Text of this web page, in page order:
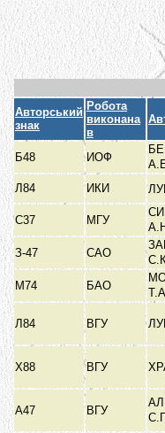
Авторський
знак
Робота
виконана
в
Б48 ИОФ
Л84
ИКИ
С37
МГУ
З-47
САО
М74
БАО
Л84 ВГУ
Х88 ВГУ
А47 ВГУ